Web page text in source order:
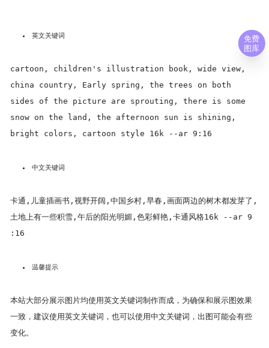
英文关键词
cartoon, children's illustration book, wide view,
china country, Early spring, the trees on both
sides of the picture are sprouting, there is some
snow on the land, the afternoon sun is shining,
bright colors, cartoon style 16k --ar 9:16
中文关键词
卡通,儿童插画书,视野开阔,中国乡村,早春,画面两边的树木都发芽了,
土地上有一些积雪,午后的阳光明媚,色彩鲜艳,卡通风格16k --ar 9
:16
温馨提示
本站大部分展示图片均使用英文关键词制作而成，为确保和展示图效果
一致，建议使用英文关键词，也可以使用中文关键词，出图可能会有些
变化。
免费
图库